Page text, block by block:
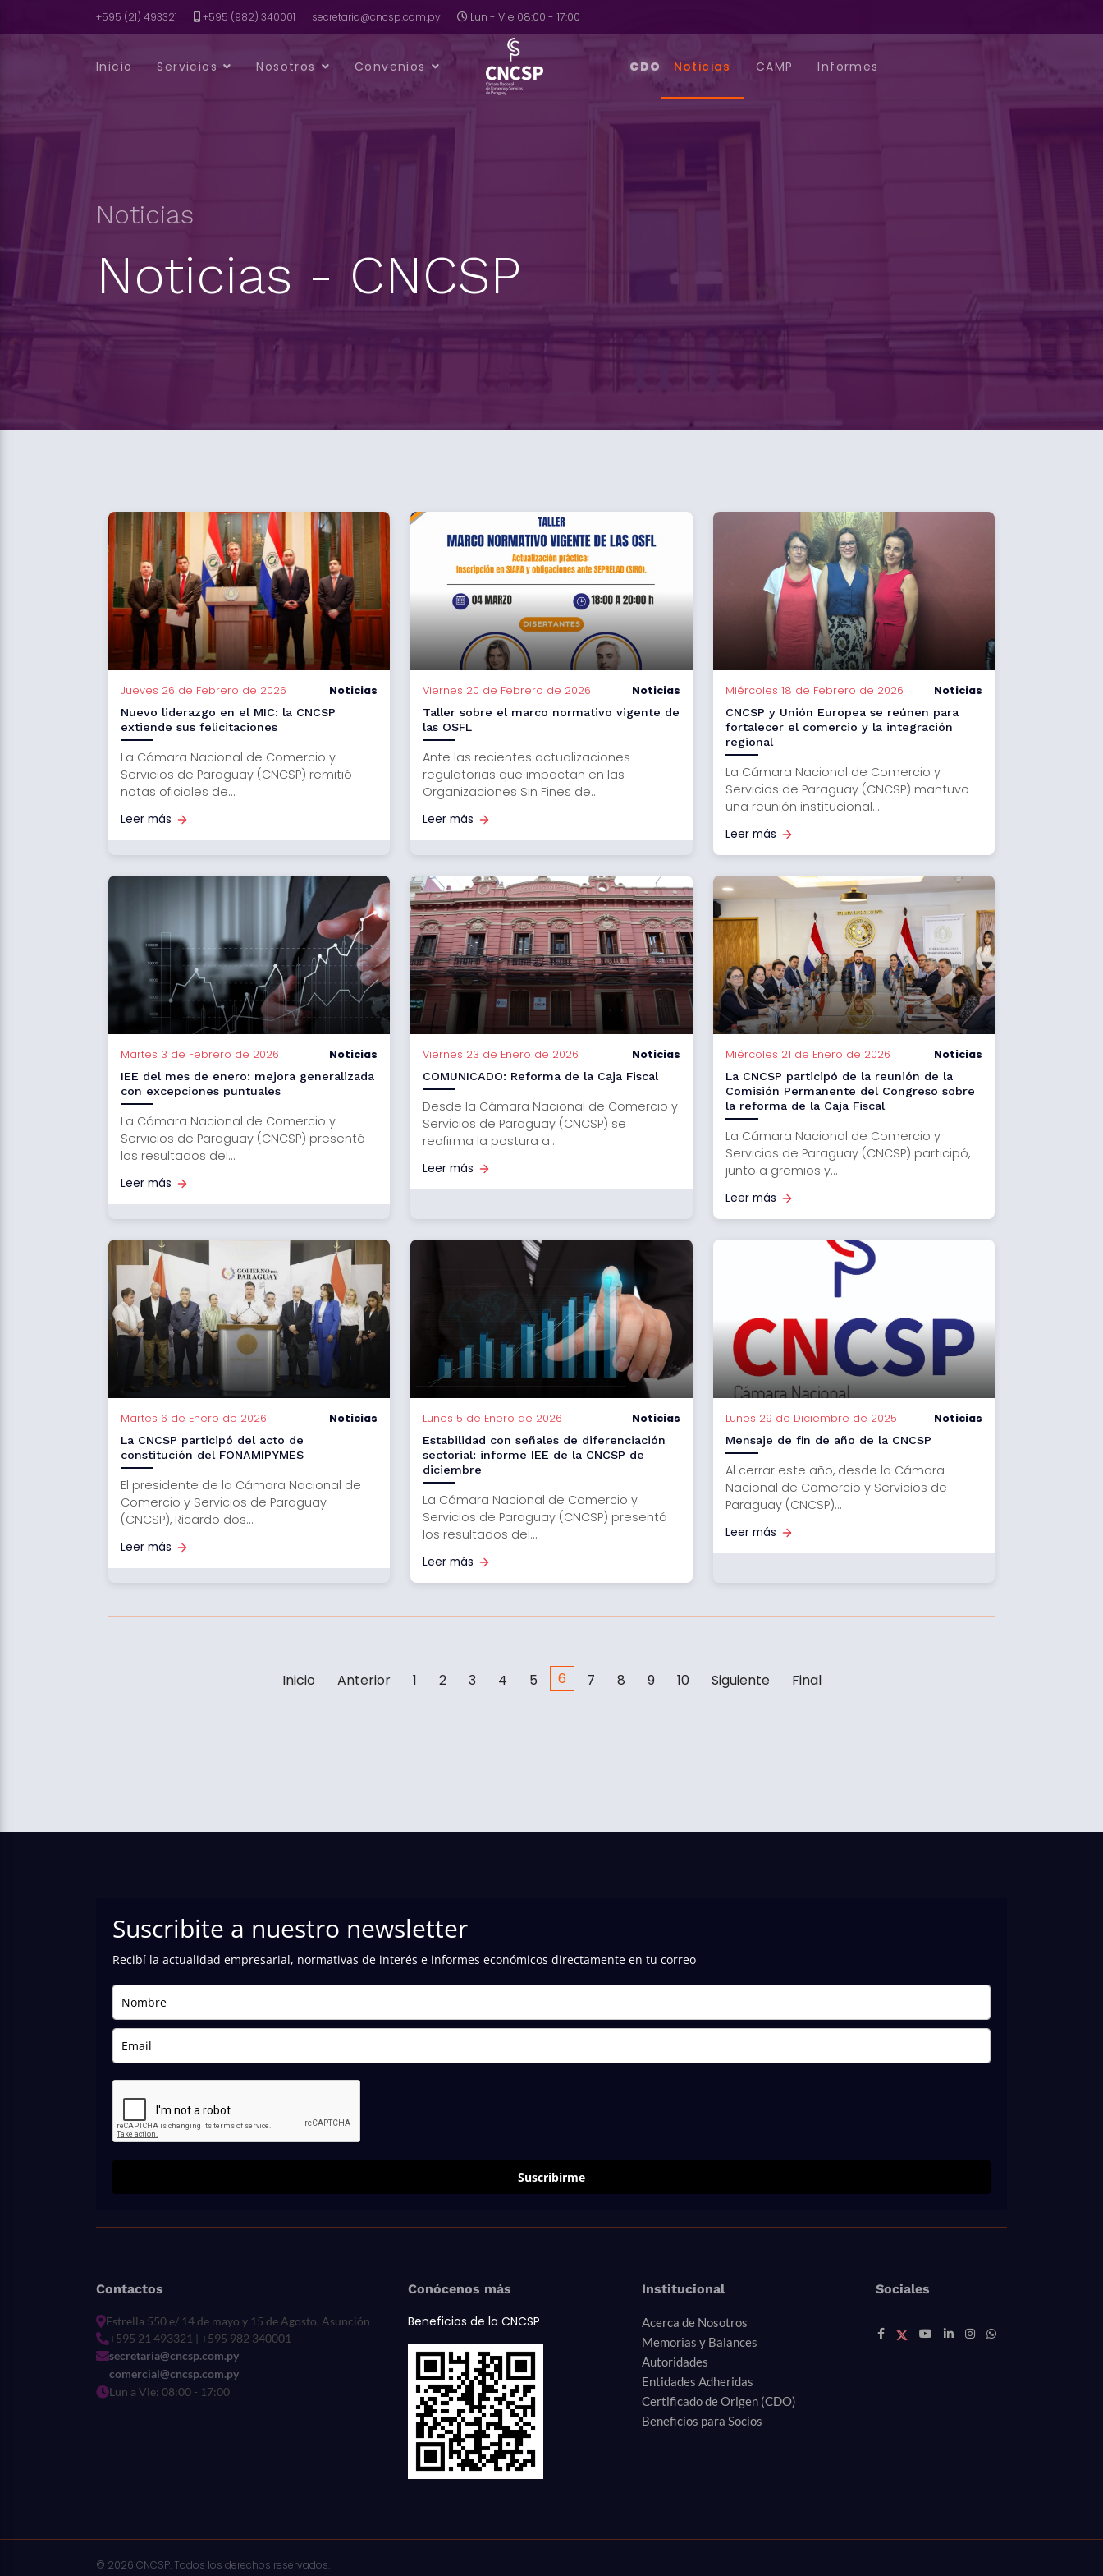
+595 (21) 493321 +595 (982) 340001 secretaria@cncsp.com.py Lun - Vie 08:00 - 17:00
Inicio Servicios Nosotros Convenios CDO Noticias CAMP Informes
Noticias
Noticias - CNCSP
Jueves 26 de Febrero de 2026 Noticias
Nuevo liderazgo en el MIC: la CNCSP
extiende sus felicitaciones
La Cámara Nacional de Comercio y
Servicios de Paraguay (CNCSP) remitió
notas oficiales de...
Leer más
Viernes 20 de Febrero de 2026 Noticias
Taller sobre el marco normativo vigente de
las OSFL
Ante las recientes actualizaciones
regulatorias que impactan en las
Organizaciones Sin Fines de...
Leer más
Miércoles 18 de Febrero de 2026 Noticias
CNCSP y Unión Europea se reúnen para
fortalecer el comercio y la integración
regional
La Cámara Nacional de Comercio y
Servicios de Paraguay (CNCSP) mantuvo
una reunión institucional...
Leer más
Martes 3 de Febrero de 2026 Noticias
IEE del mes de enero: mejora generalizada
con excepciones puntuales
La Cámara Nacional de Comercio y
Servicios de Paraguay (CNCSP) presentó
los resultados del...
Leer más
Viernes 23 de Enero de 2026 Noticias
COMUNICADO: Reforma de la Caja Fiscal
Desde la Cámara Nacional de Comercio y
Servicios de Paraguay (CNCSP) se
reafirma la postura a...
Leer más
Miércoles 21 de Enero de 2026 Noticias
La CNCSP participó de la reunión de la
Comisión Permanente del Congreso sobre
la reforma de la Caja Fiscal
La Cámara Nacional de Comercio y
Servicios de Paraguay (CNCSP) participó,
junto a gremios y...
Leer más
Martes 6 de Enero de 2026 Noticias
La CNCSP participó del acto de
constitución del FONAMIPYMES
El presidente de la Cámara Nacional de
Comercio y Servicios de Paraguay
(CNCSP), Ricardo dos...
Leer más
Lunes 5 de Enero de 2026 Noticias
Estabilidad con señales de diferenciación
sectorial: informe IEE de la CNCSP de
diciembre
La Cámara Nacional de Comercio y
Servicios de Paraguay (CNCSP) presentó
los resultados del...
Leer más
Lunes 29 de Diciembre de 2025 Noticias
Mensaje de fin de año de la CNCSP
Al cerrar este año, desde la Cámara
Nacional de Comercio y Servicios de
Paraguay (CNCSP)...
Leer más
Inicio Anterior 1 2 3 4 5 6 7 8 9 10 Siguiente Final
Suscribite a nuestro newsletter
Recibí la actualidad empresarial, normativas de interés e informes económicos directamente en tu correo
Suscribirme
Contactos
Estrella 550 e/ 14 de mayo y 15 de Agosto, Asunción
+595 21 493321 | +595 982 340001
secretaria@cncsp.com.py
comercial@cncsp.com.py
Lun a Vie: 08:00 - 17:00
Conócenos más
Beneficios de la CNCSP
Institucional
Acerca de Nosotros
Memorias y Balances
Autoridades
Entidades Adheridas
Certificado de Origen (CDO)
Beneficios para Socios
Sociales
© 2026 CNCSP. Todos los derechos reservados.